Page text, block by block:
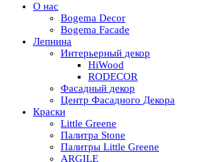
О нас
Bogema Decor
Bogema Facade
Лепнина
Интерьерный декор
HiWood
RODECOR
Фасадный декор
Центр Фасадного Декора
Краски
Little Greene
Палитра Stone
Палитры Little Greene
ARGILE